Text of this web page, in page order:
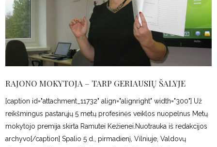
RAJONO MOKYTOJA – TARP GERIAUSIŲ ŠALYJE
[caption id="attachment_11732" align="alignright" width="300"] Už
reikšmingus pastarųjų 5 metų profesinės veiklos nuopelnus Metų
mokytojo premija skirta Ramutei Kežienei.Nuotrauka iš redakcijos
archyvo[/caption] Spalio 5 d., pirmadienį, Vilniuje, Valdovų